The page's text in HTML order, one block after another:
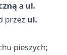
a ul.
przez ul.
pieszych;